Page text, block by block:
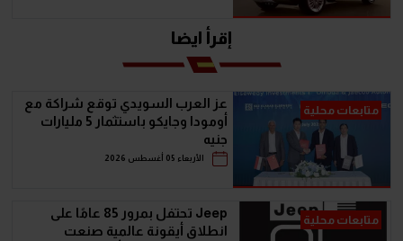
إقرأ ايضا
متابعات محلية
عز العرب السويدي توقع شراكة مع
أومودا وجايكو باستثمار 5 مليارات
جنيه
الأربعاء 05 أغسطس 2026
متابعات محلية
Jeep تحتفل بمرور 85 عامًا على
انطلاق أيقونة عالمية صنعت